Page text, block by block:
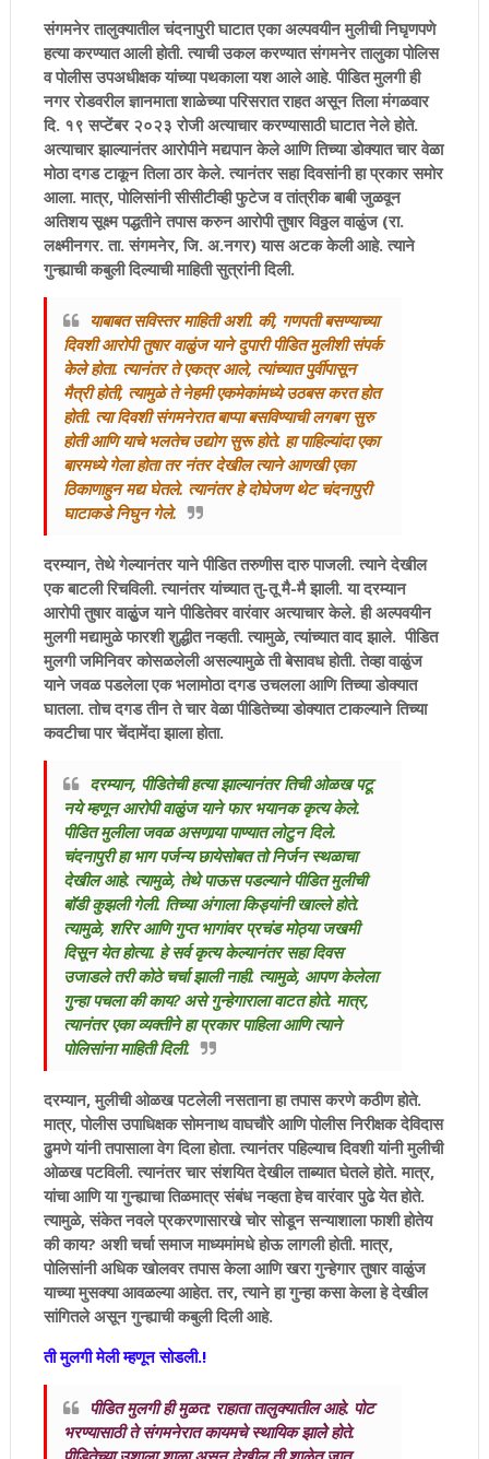
संगमनेर तालुक्यातील चंदनापुरी घाटात एका अल्पवयीन मुलीची निघृणपणे
हत्या करण्यात आली होती. त्याची उकल करण्यात संगमनेर तालुका पोलिस
व पोलीस उपअधीक्षक यांच्या पथकाला यश आले आहे. पीडित मुलगी ही
नगर रोडवरील ज्ञानमाता शाळेच्या परिसरात राहत असून तिला मंगळवार
दि. १९ सप्टेंबर २०२३ रोजी अत्याचार करण्यासाठी घाटात नेले होते.
अत्याचार झाल्यानंतर आरोपीने मद्यपान केले आणि तिच्या डोक्यात चार वेळा
मोठा दगड टाकून तिला ठार केले. त्यानंतर सहा दिवसांनी हा प्रकार समोर
आला. मात्र, पोलिसांनी सीसीटीव्ही फुटेज व तांत्रीक बाबी जुळवून
अतिशय सूक्ष्म पद्धतीने तपास करुन आरोपी तुषार विठ्ठल वाळुंज (रा.
लक्ष्मीनगर. ता. संगमनेर, जि. अ.नगर) यास अटक केली आहे. त्याने
गुन्ह्याची कबुली दिल्याची माहिती सुत्रांनी दिली.
याबाबत सविस्तर माहिती अशी. की, गणपती बसण्याच्या
दिवशी आरोपी तुषार वाळुंज याने दुपारी पीडित मुलीशी संपर्क
केले होता. त्यानंतर ते एकत्र आले, त्यांच्यात पुर्वीपासून
मैत्री होती, त्यामुळे ते नेहमी एकमेकांमध्ये उठबस करत होत
होती. त्या दिवशी संगमनेरात बाप्पा बसविण्याची लगबग सुरु
होती आणि याचे भलतेच उद्योग सुरू होते. हा पाहिल्यांदा एका
बारमध्ये गेला होता तर नंतर देखील त्याने आणखी एका
ठिकाणाहुन मद्य घेतले. त्यानंतर हे दोघेजण थेट चंदनापुरी
घाटाकडे निघुन गेले.
दरम्यान, तेथे गेल्यानंतर याने पीडित तरुणीस दारु पाजली. त्याने देखील
एक बाटली रिचविली. त्यानंतर यांच्यात तु-तू मै-मै झाली. या दरम्यान
आरोपी तुषार वाळुुंज याने पीडितेवर वारंवार अत्याचार केले. ही अल्पवयीन
मुलगी मद्यामुळे फारशी शुद्धीत नव्हती. त्यामुळे, त्यांच्यात वाद झाले. पीडित
मुलगी जमिनिवर कोसळलेली असल्यामुळे ती बेसावध होती. तेव्हा वाळुंज
याने जवळ पडलेला एक भलामोठा दगड उचलला आणि तिच्या डोक्यात
घातला. तोच दगड तीन ते चार वेळा पीडितेच्या डोक्यात टाकल्याने तिच्या
कवटीचा पार चेंदामेंदा झाला होता.
दरम्यान, पीडितेची हत्या झाल्यानंतर तिची ओळख पटू
नये म्हणून आरोपी वाळुंज याने फार भयानक कृत्य केले.
पीडित मुलीला जवळ असणार्‍या पाण्यात लोटुन दिले.
चंदनापुरी हा भाग पर्जन्य छायेसोबत तो निर्जन स्थळाचा
देखील आहे. त्यामुळे, तेथे पाऊस पडल्याने पीडित मुलीची
बॉडी कुझली गेली. तिच्या अंगाला किड्यांनी खाल्ले होते.
त्यामुळे, शरिर आणि गुप्त भागांवर प्रचंड मोठ्या जखमी
दिसून येत होत्या. हे सर्व कृत्य केल्यानंतर सहा दिवस
उजाडले तरी कोठे चर्चा झाली नाही. त्यामुळे, आपण केलेला
गुन्हा पचला की काय? असे गुन्हेगाराला वाटत होते. मात्र,
त्यानंतर एका व्यक्तीने हा प्रकार पाहिला आणि त्याने
पोलिसांना माहिती दिली.
दरम्यान, मुलीची ओळख पटलेली नसताना हा तपास करणे कठीण होते.
मात्र, पोलीस उपाधिक्षक सोमनाथ वाघचौरे आणि पोलीस निरीक्षक देविदास
ढुमणे यांनी तपासाला वेग दिला होता. त्यानंतर पहिल्याच दिवशी यांनी मुलीची
ओळख पटविली. त्यानंतर चार संशयित देखील ताब्यात घेतले होते. मात्र,
यांचा आणि या गुन्ह्याचा तिळमात्र संबंध नव्हता हेच वारंवार पुढे येत होते.
त्यामुळे, संकेत नवले प्रकरणासारखे चोर सोडून सन्याशाला फाशी होतेय
की काय? अशी चर्चा समाज माध्यमांमधे होऊ लागली होती. मात्र,
पोलिसांनी अधिक खोलवर तपास केला आणि खरा गुन्हेगार तुषार वाळुंज
याच्या मुसक्या आवळल्या आहेत. तर, त्याने हा गुन्हा कसा केला हे देखील
सांगितले असून गुन्ह्याची कबुली दिली आहे.
ती मुलगी मेली म्हणून सोडली.!
पीडित मुलगी ही मुळत: राहाता तालुक्यातील आहे. पोट
भरण्यासाठी ते संगमनेरात कायमचे स्थायिक झालेे होते.